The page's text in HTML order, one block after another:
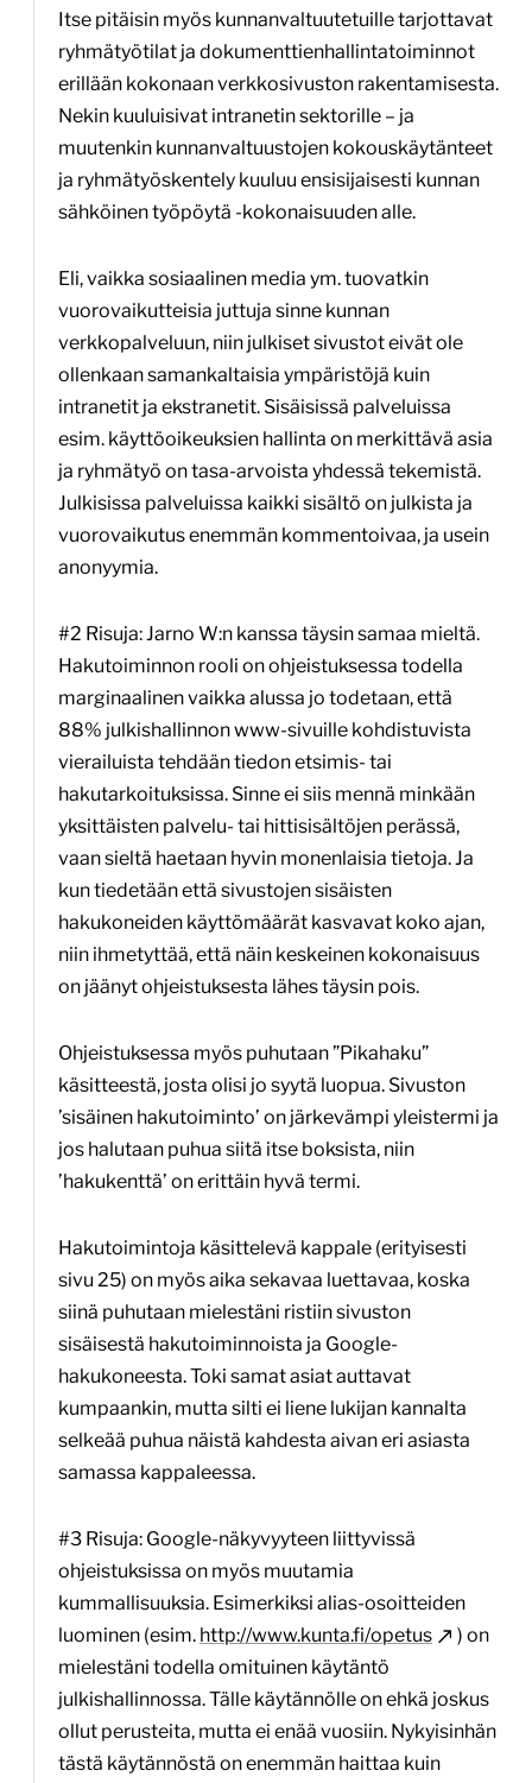
Itse pitäisin myös kunnanvaltuutetuille tarjottavat
ryhmätyötilat ja dokumenttienhallintatoiminnot
erillään kokonaan verkkosivuston rakentamisesta.
Nekin kuuluisivat intranetin sektorille – ja
muutenkin kunnanvaltuustojen kokouskäytänteet
ja ryhmätyöskentely kuuluu ensisijaisesti kunnan
sähköinen työpöytä -kokonaisuuden alle.
Eli, vaikka sosiaalinen media ym. tuovatkin
vuorovaikutteisia juttuja sinne kunnan
verkkopalveluun, niin julkiset sivustot eivät ole
ollenkaan samankaltaisia ympäristöjä kuin
intranetit ja ekstranetit. Sisäisissä palveluissa
esim. käyttöoikeuksien hallinta on merkittävä asia
ja ryhmätyö on tasa-arvoista yhdessä tekemistä.
Julkisissa palveluissa kaikki sisältö on julkista ja
vuorovaikutus enemmän kommentoivaa, ja usein
anonyymia.
#2 Risuja: Jarno W:n kanssa täysin samaa mieltä.
Hakutoiminnon rooli on ohjeistuksessa todella
marginaalinen vaikka alussa jo todetaan, että
88% julkishallinnon www-sivuille kohdistuvista
vierailuista tehdään tiedon etsimis- tai
hakutarkoituksissa. Sinne ei siis mennä minkään
yksittäisten palvelu- tai hittisisältöjen perässä,
vaan sieltä haetaan hyvin monenlaisia tietoja. Ja
kun tiedetään että sivustojen sisäisten
hakukoneiden käyttömäärät kasvavat koko ajan,
niin ihmetyttää, että näin keskeinen kokonaisuus
on jäänyt ohjeistuksesta lähes täysin pois.
Ohjeistuksessa myös puhutaan ”Pikahaku”
käsitteestä, josta olisi jo syytä luopua. Sivuston
’sisäinen hakutoiminto’ on järkevämpi yleistermi ja
jos halutaan puhua siitä itse boksista, niin
’hakukenttä’ on erittäin hyvä termi.
Hakutoimintoja käsittelevä kappale (erityisesti
sivu 25) on myös aika sekavaa luettavaa, koska
siinä puhutaan mielestäni ristiin sivuston
sisäisestä hakutoiminnoista ja Google-
hakukoneesta. Toki samat asiat auttavat
kumpaankin, mutta silti ei liene lukijan kannalta
selkeää puhua näistä kahdesta aivan eri asiasta
samassa kappaleessa.
#3 Risuja: Google-näkyvyyteen liittyvissä
ohjeistuksissa on myös muutamia
kummallisuuksia. Esimerkiksi alias-osoitteiden
luominen (esim. http://www.kunta.fi/opetus
) on
mielestäni todella omituinen käytäntö
julkishallinnossa. Tälle käytännölle on ehkä joskus
ollut perusteita, mutta ei enää vuosiin. Nykyisinhän
tästä käytännöstä on enemmän haittaa kuin